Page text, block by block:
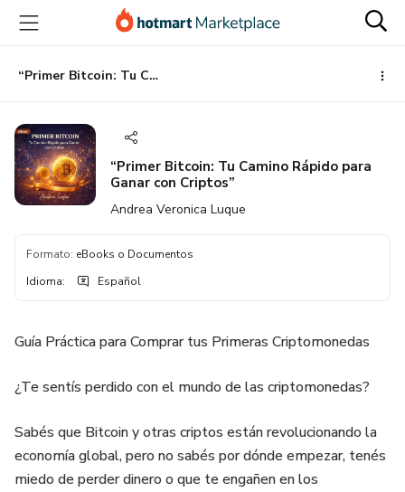
principal
página
de
página
“Primer Bitcoin: Tu Camino Rápido para Ganar con Criptos”
“Primer Bitcoin: Tu Camino Rápido para
Ganar con Criptos”
Andrea Veronica Luque
Formato: eBooks o Documentos
Idioma: Español
Guía Práctica para Comprar tus Primeras Criptomonedas
¿Te sentís perdido con el mundo de las criptomonedas?
Sabés que Bitcoin y otras criptos están revolucionando la
economía global, pero no sabés por dónde empezar, tenés
miedo de perder dinero o que te engañen en los